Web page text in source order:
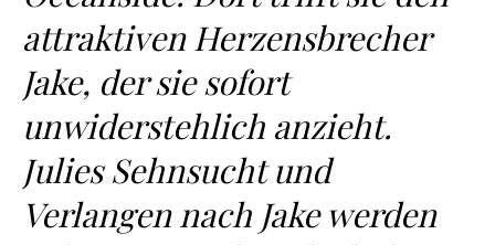
attraktiven Herzensbrecher
Jake, der sie sofort
unwiderstehlich anzieht.
Julies Sehnsucht und
Verlangen nach Jake werden